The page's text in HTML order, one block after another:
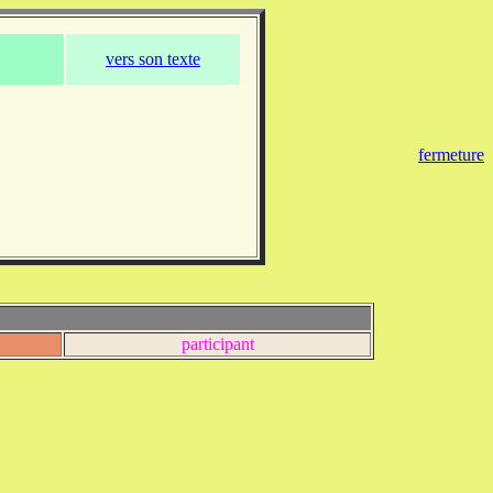
vers son texte
fermeture
participant